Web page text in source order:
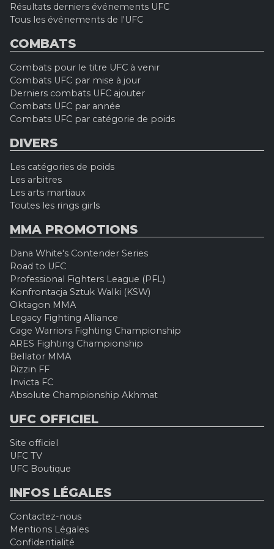
Résultats derniers événements UFC
Tous les événements de l'UFC
COMBATS
Combats pour le titre UFC à venir
Combats UFC par mise à jour
Derniers combats UFC ajouter
Combats UFC par année
Combats UFC par catégorie de poids
DIVERS
Les catégories de poids
Les arbitres
Les arts martiaux
Toutes les rings girls
MMA PROMOTIONS
Dana White's Contender Series
Road to UFC
Professional Fighters League (PFL)
Konfrontacja Sztuk Walki (KSW)
Oktagon MMA
Legacy Fighting Alliance
Cage Warriors Fighting Championship
ARES Fighting Championship
Bellator MMA
Rizzin FF
Invicta FC
Absolute Championship Akhmat
UFC OFFICIEL
Site officiel
UFC TV
UFC Boutique
INFOS LÉGALES
Contactez-nous
Mentions Légales
Confidentialité